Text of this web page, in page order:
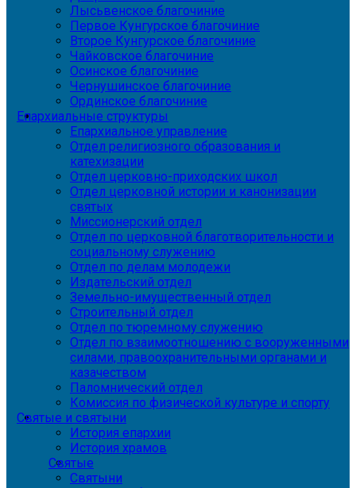
Лысьвенское благочиние
Первое Кунгурское благочиние
Второе Кунгурское благочиние
Чайковское благочиние
Осинское благочиние
Чернушинское благочиние
Ординское благочиние
Епархиальные структуры
Епархиальное управление
Отдел религиозного образования и
катехизации
Отдел церковно-приходских школ
Отдел церковной истории и канонизации
святых
Миссионерский отдел
Отдел по церковной благотворительности и
социальному служению
Отдел по делам молодежи
Издательский отдел
Земельно-имущественный отдел
Строительный отдел
Отдел по тюремному служению
Отдел по взаимоотношению с вооруженными
силами, правоохранительными органами и
казачеством
Паломнический отдел
Комиссия по физической культуре и спорту
Святые и святыни
История епархии
История храмов
Святые
Святыни